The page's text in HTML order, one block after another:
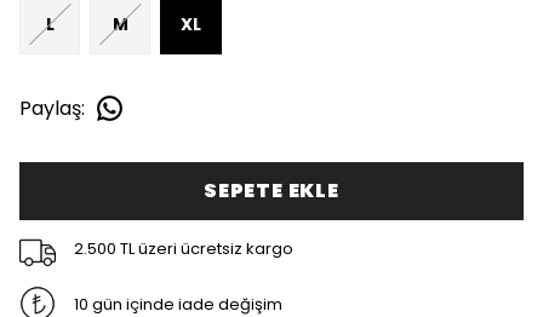
L M XL
Paylaş:
SEPETE EKLE
2.500 TL üzeri ücretsiz kargo
10 gün içinde iade değişim